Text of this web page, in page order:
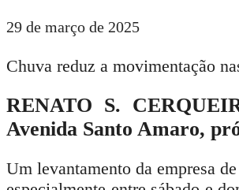
29 de março de 2025
Chuva reduz a movimentação
RENATO S.
Avenida Santo Amaro,
Um levantamento da empresa